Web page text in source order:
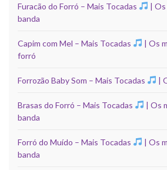
Furacão do Forró – Mais Tocadas
| Os
banda
Capim com Mel – Mais Tocadas
| Os
forró
Forrozão Baby Som – Mais Tocadas |
Brasas do Forró – Mais Tocadas
| Os
banda
Forró do Muído – Mais Tocadas
| Os
banda